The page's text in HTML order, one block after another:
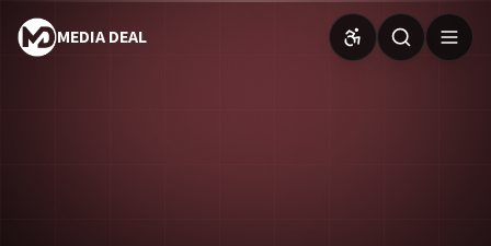
MEDIA DEAL